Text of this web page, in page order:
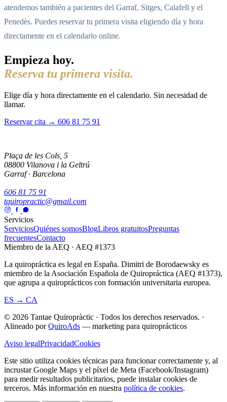
atendemos también a pacientes del Garraf, Sitges, Calafell y el
Penedès. Puedes reservar tu primera visita eligiendo día y hora
directamente en el calendario online.
Empieza hoy.
Reserva tu primera visita.
Elige día y hora directamente en el calendario. Sin necesidad de
llamar.
Reservar cita → 606 81 75 91
Plaça de les Cols, 5
08800 Vilanova i la Geltrú
Garraf · Barcelona
606 81 75 91
tquiropractic@gmail.com
Servicios
ServiciosQuiénes somosBlogLibros gratuitosPreguntas
frecuentesContacto
Miembro de la AEQ · AEQ #1373
La quiropráctica es legal en España. Dimitri de Borodaewsky es
miembro de la Asociación Española de Quiropráctica (AEQ #1373),
que agrupa a quiroprácticos con formación universitaria europea.
ES → CA
© 2026 Tantae Quiropràctic · Todos los derechos reservados. ·
Alineado porQuiroAds — marketing para quiroprácticos
Aviso legalPrivacidadCookies
Este sitio utiliza cookies técnicas para funcionar correctamente y, al
incrustar Google Maps y el píxel de Meta (Facebook/Instagram)
para medir resultados publicitarios, puede instalar cookies de
terceros. Más información en nuestra política de cookies.